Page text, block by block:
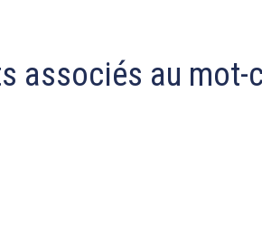
associés au